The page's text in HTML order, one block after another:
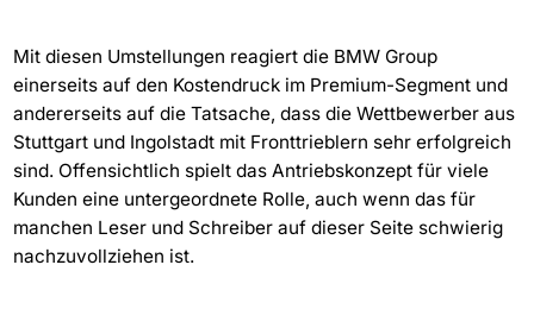
Mit diesen Umstellungen reagiert die BMW Group
einerseits auf den Kostendruck im Premium-Segment und
andererseits auf die Tatsache, dass die Wettbewerber aus
Stuttgart und Ingolstadt mit Fronttrieblern sehr erfolgreich
sind. Offensichtlich spielt das Antriebskonzept für viele
Kunden eine untergeordnete Rolle, auch wenn das für
manchen Leser und Schreiber auf dieser Seite schwierig
nachzuvollziehen ist.